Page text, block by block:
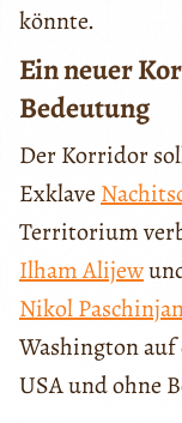
könnte.
Ein neuer
Bedeutung
Der Korridor
Exklave
Territorium
Ilham Alijew
Nikol
Washington
USA und ohne